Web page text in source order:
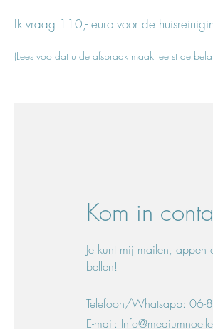
Ik vraag 110,- euro voor de
​(Lees voordat u de afspraak maakt eerst de
Kom in
Je kunt mij mailen, appen
bellen!
Telefoon/Whatsapp:
E-mail: